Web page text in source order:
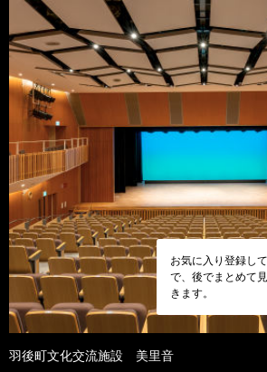
お気に入り登録し
で、後でまとめて
きます。
羽後町文化交流施設 美里音